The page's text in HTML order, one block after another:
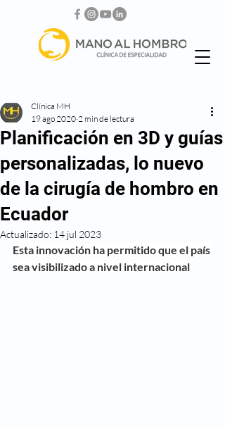
Planificación en 3D y guías
personalizadas, lo nuevo
de la cirugía de hombro en
Ecuador
Clínica MH
19 ago 2020 2 min de lectura
Actualizado: 14 jul 2023
Esta innovación ha permitido que el país
sea visibilizado a nivel internacional